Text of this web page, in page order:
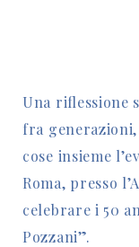
Una riflessione
fra
cose insieme
Roma, presso
celebrare i 50
Pozzani”.